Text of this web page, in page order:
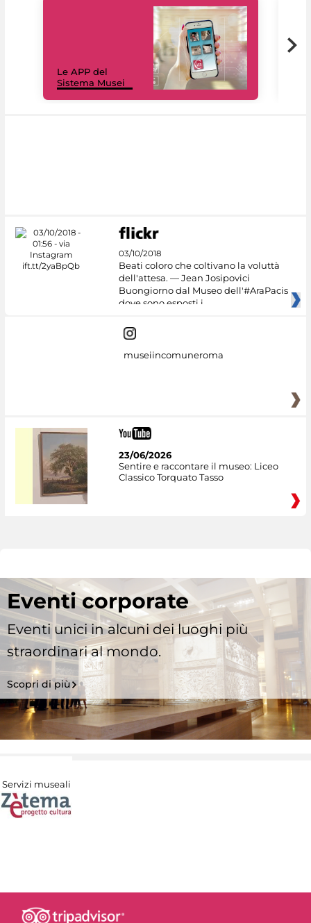
Le APP del
Sistema Musei
03/10/2018
Beati coloro che coltivano la voluttà
dell'attesa. — Jean Josipovici
Buongiorno dal Museo dell'#AraPacis
dove sono esposti i
museiincomuneroma
23/06/2026
Sentire e raccontare il museo: Liceo
Classico Torquato Tasso
Eventi corporate
Eventi unici in alcuni dei luoghi più
straordinari al mondo.
Scopri di più
Servizi museali